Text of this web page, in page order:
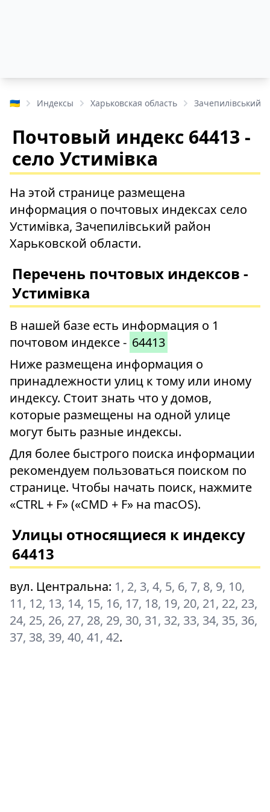
🇺🇦 Индексы Харьковская область Зачепилівський
Почтовый индекс 64413 -
село Устимівка
На этой странице размещена
информация о почтовых индексах село
Устимівка, Зачепилівський район
Харьковской области.
Перечень почтовых индексов -
Устимівка
В нашей базе есть информация о 1
почтовом индексе - 64413
Ниже размещена информация о
принадлежности улиц к тому или иному
индексу. Стоит знать что у домов,
которые размещены на одной улице
могут быть разные индексы.
Для более быстрого поиска информации
рекомендуем пользоваться поиском по
странице. Чтобы начать поиск, нажмите
«CTRL + F» («CMD + F» на macOS).
Улицы относящиеся к индексу
64413
вул. Центральна: 1, 2, 3, 4, 5, 6, 7, 8, 9, 10,
11, 12, 13, 14, 15, 16, 17, 18, 19, 20, 21, 22, 23,
24, 25, 26, 27, 28, 29, 30, 31, 32, 33, 34, 35, 36,
37, 38, 39, 40, 41, 42.